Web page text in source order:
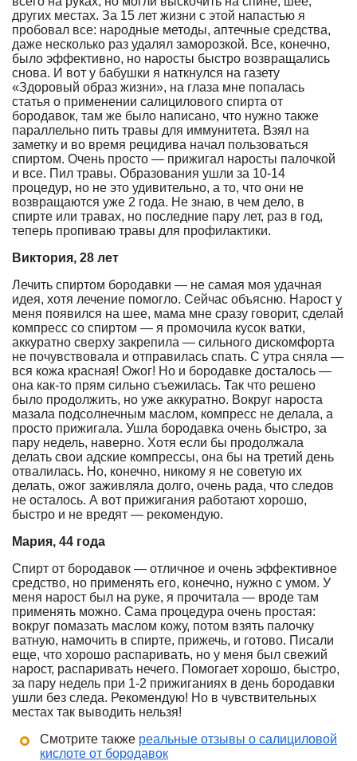
других местах. За 15 лет жизни с этой напастью я
пробовал все: народные методы, аптечные средства,
даже несколько раз удалял заморозкой. Все, конечно,
было эффективно, но наросты быстро возвращались
снова. И вот у бабушки я наткнулся на газету
«Здоровый образ жизни», на глаза мне попалась
статья о применении салицилового спирта от
бородавок, там же было написано, что нужно также
параллельно пить травы для иммунитета. Взял на
заметку и во время рецидива начал пользоваться
спиртом. Очень просто — прижигал наросты палочкой
и все. Пил травы. Образования ушли за 10-14
процедур, но не это удивительно, а то, что они не
возвращаются уже 2 года. Не знаю, в чем дело, в
спирте или травах, но последние пару лет, раз в год,
теперь пропиваю травы для профилактики.
Виктория, 28 лет
Лечить спиртом бородавки — не самая моя удачная
идея, хотя лечение помогло. Сейчас объясню. Нарост у
меня появился на шее, мама мне сразу говорит, сделай
компресс со спиртом — я промочила кусок ватки,
аккуратно сверху закрепила — сильного дискомфорта
не почувствовала и отправилась спать. С утра сняла —
вся кожа красная! Ожог! Но и бородавке досталось —
она как-то прям сильно съежилась. Так что решено
было продолжить, но уже аккуратно. Вокруг нароста
мазала подсолнечным маслом, компресс не делала, а
просто прижигала. Ушла бородавка очень быстро, за
пару недель, наверно. Хотя если бы продолжала
делать свои адские компрессы, она бы на третий день
отвалилась. Но, конечно, никому я не советую их
делать, ожог заживляла долго, очень рада, что следов
не осталось. А вот прижигания работают хорошо,
быстро и не вредят — рекомендую.
Мария, 44 года
Спирт от бородавок — отличное и очень эффективное
средство, но применять его, конечно, нужно с умом. У
меня нарост был на руке, я прочитала — вроде там
применять можно. Сама процедура очень простая:
вокруг помазать маслом кожу, потом взять палочку
ватную, намочить в спирте, прижечь, и готово. Писали
еще, что хорошо распаривать, но у меня был свежий
нарост, распаривать нечего. Помогает хорошо, быстро,
за пару недель при 1-2 прижиганиях в день бородавки
ушли без следа. Рекомендую! Но в чувствительных
местах так выводить нельзя!
Смотрите также реальные отзывы о салициловой
кислоте от бородавок